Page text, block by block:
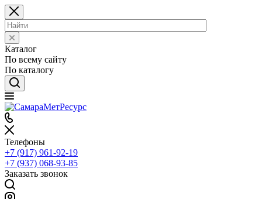
Каталог
По всему сайту
По каталогу
Телефоны
+7 (917) 961-92-19
+7 (937) 068-93-85
Заказать звонок